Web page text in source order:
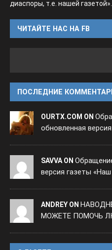
диаспоры, т.е. нашей газетой».
ЧИТАЙТЕ НАС НА FB
ПОСЛЕДНИЕ
OURTX.COM ON
обновленная
SAVVA ON
версия газеты «Наш
ANDREY ON
МОЖЕТЕ ПОМОЧЬ